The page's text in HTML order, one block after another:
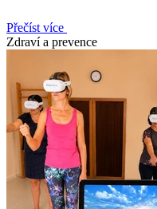
Přečíst více
Zdraví a prevence